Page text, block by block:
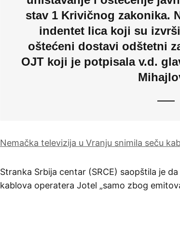
stav 1 Krivičnog zakonika.
indentet lica koji su
oštećeni dostavi odštetni
OJT koji je potpisala v.d.
Nemačka televizija u Vranju snimila seču
Stranka Srbija centar (SRCE) saopštila je
kablova operatera Jotel „samo zbog